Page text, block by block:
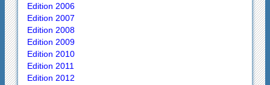
Edition 2006
Edition 2007
Edition 2008
Edition 2009
Edition 2010
Edition 2011
Edition 2012